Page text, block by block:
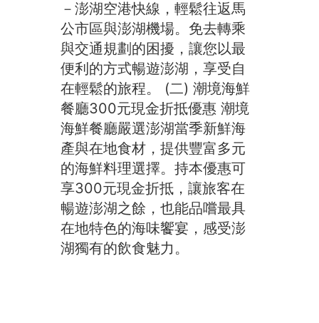
－澎湖空港快線，輕鬆往返馬
公市區與澎湖機場。免去轉乘
與交通規劃的困擾，讓您以最
便利的方式暢遊澎湖，享受自
在輕鬆的旅程。 (二) 潮境海鮮
餐廳300元現金折抵優惠 潮境
海鮮餐廳嚴選澎湖當季新鮮海
產與在地食材，提供豐富多元
的海鮮料理選擇。持本優惠可
享300元現金折抵，讓旅客在
暢遊澎湖之餘，也能品嚐最具
在地特色的海味饗宴，感受澎
湖獨有的飲食魅力。